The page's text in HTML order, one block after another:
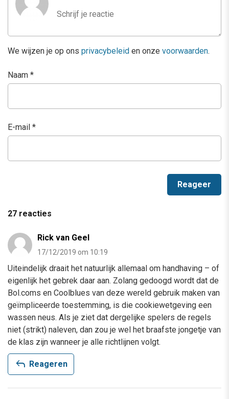
We wijzen je op ons privacybeleid en onze voorwaarden.
Naam *
E-mail *
27 reacties
Rick van Geel
17/12/2019 om 10:19
Uiteindelijk draait het natuurlijk allemaal om handhaving – of
eigenlijk het gebrek daar aan. Zolang gedoogd wordt dat de
Bol.coms en Coolblues van deze wereld gebruik maken van
geïmpliceerde toestemming, is die cookiewetgeving een
wassen neus. Als je ziet dat dergelijke spelers de regels
niet (strikt) naleven, dan zou je wel het braafste jongetje van
de klas zijn wanneer je alle richtlijnen volgt.
reply Reageren